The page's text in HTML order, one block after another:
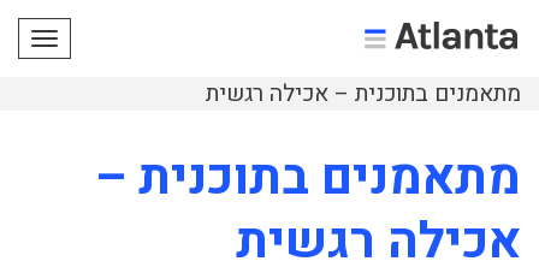
מתאמנים בתוכנית – אכילה רגשית
מתאמנים בתוכנית –
אכילה רגשית